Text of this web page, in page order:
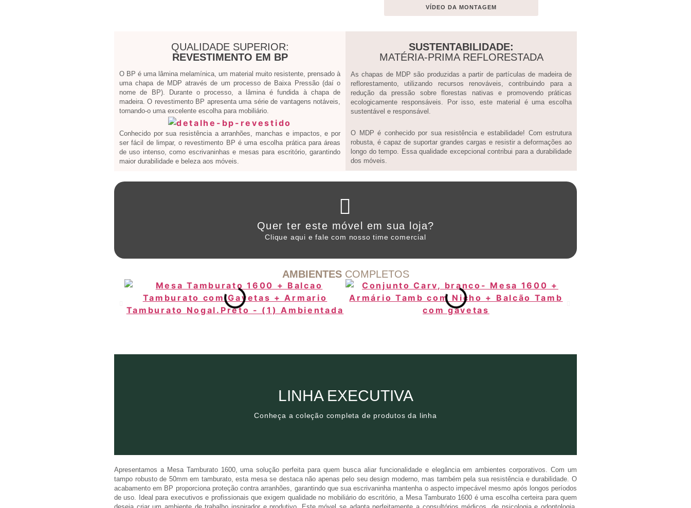
VÍDEO DA MONTAGEM
QUALIDADE SUPERIOR:
REVESTIMENTO EM BP
O BP é uma lâmina melamínica, um material muito resistente, prensado à
uma chapa de MDP através de um processo de Baixa Pressão (daí o
nome de BP). Durante o processo, a lâmina é fundida à chapa de
madeira. O revestimento BP apresenta uma série de vantagens notáveis,
tornando-o uma excelente escolha para mobiliário.
Conhecido por sua resistência a arranhões, manchas e impactos, e por
ser fácil de limpar, o revestimento BP é uma escolha prática para áreas
de uso intenso, como escrivaninhas e mesas para escritório, garantindo
maior durabilidade e beleza aos móveis.
SUSTENTABILIDADE:
MATÉRIA-PRIMA REFLORESTADA
As chapas de MDP são produzidas a partir de partículas de madeira de
reflorestamento, utilizando recursos renováveis, contribuindo para a
redução da pressão sobre florestas nativas e promovendo práticas
ecologicamente responsáveis. Por isso, este material é uma escolha
sustentável e responsável.
O MDP é conhecido por sua resistência e estabilidade! Com estrutura
robusta, é capaz de suportar grandes cargas e resistir a deformações ao
longo do tempo. Essa qualidade excepcional contribui para a durabilidade
dos móveis.
Quer ter este móvel em sua loja?
Clique aqui e fale com nosso time comercial
WHATSAPP ARTANY
Clique aqui
AMBIENTESCOMPLETOS
LINHA EXECUTIVA
Conheça a coleção completa de produtos da linha
Apresentamos a Mesa Tamburato 1600, uma solução perfeita para quem busca aliar funcionalidade e elegância em ambientes corporativos. Com um
tampo robusto de 50mm em tamburato, esta mesa se destaca não apenas pelo seu design moderno, mas também pela sua resistência e durabilidade. O
acabamento em BP proporciona proteção contra arranhões, garantindo que sua escrivaninha mantenha o aspecto impecável mesmo após longos períodos
de uso. Ideal para executivos e profissionais que exigem qualidade no mobiliário do escritório, a Mesa Tamburato 1600 é uma escolha certeira para quem